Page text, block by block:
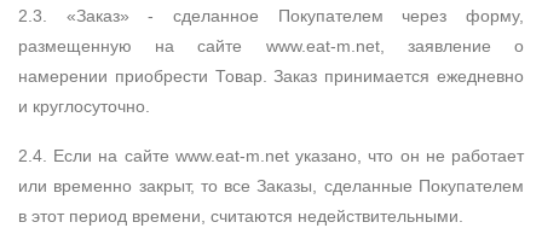
2.3. «Заказ» - сделанное Покупателем через форму,
размещенную на сайте www.eat-m.net, заявление о
намерении приобрести Товар. Заказ принимается ежедневно
и круглосуточно.
2.4. Если на сайте www.eat-m.net указано, что он не работает
или временно закрыт, то все Заказы, сделанные Покупателем
в этот период времени, считаются недействительными.